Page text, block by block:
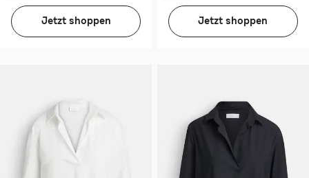
Jetzt shoppen Jetzt shoppen